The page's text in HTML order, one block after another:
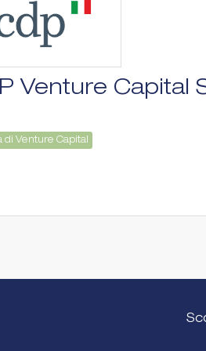
Venture Capital
di Venture Capital